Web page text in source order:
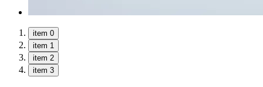
item 0
item 1
item 2
item 3